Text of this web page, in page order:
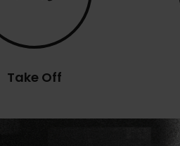
Take Off